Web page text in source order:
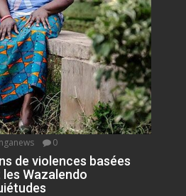
0
de violences basées
Wazalendo